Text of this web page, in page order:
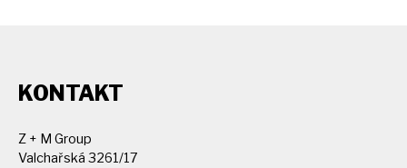
KONTAKT
Z + M Group
Valchařská 3261/17